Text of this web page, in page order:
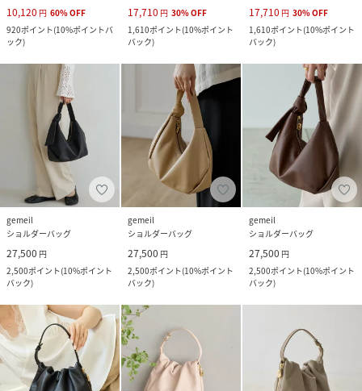
10,120 円 60%OFF
920ポイント(10%ポイントバ
ック)
17,710 円 30%OFF
1,610ポイント(10%ポイント
バック)
17,710 円 30%OFF
1,610ポイント(10%ポイント
バック)
gemeil
ショルダーバッグ
27,500 円
2,500ポイント(10%ポイント
バック)
gemeil
ショルダーバッグ
27,500 円
2,500ポイント(10%ポイント
バック)
gemeil
ショルダーバッグ
27,500 円
2,500ポイント(10%ポイント
バック)